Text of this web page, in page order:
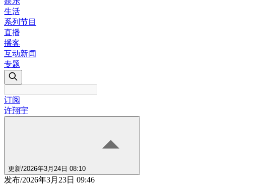
生活
系列节目
直播
播客
互动新闻
专题
订阅
许翔宇
更新/2026年3月24日 08:10
发布/2026年3月23日 09:46